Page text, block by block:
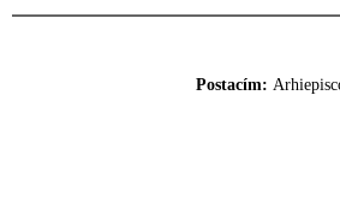
Postacím: